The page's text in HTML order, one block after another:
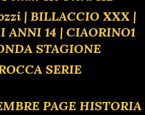
| BILLACCIO XXX |
14 | CIAORINO1
STAGIONE
SERIE
PAGE HISTORIA